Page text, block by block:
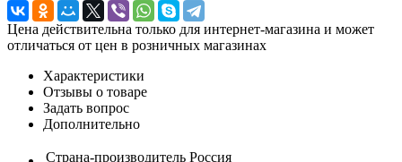
Цена действительна только для интернет-магазина и может
отличаться от цен в розничных магазинах
Характеристики
Отзывы о товаре
Задать вопрос
Дополнительно
Страна-производитель Россия